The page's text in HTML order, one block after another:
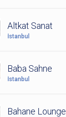
Altkat Sanat
İstanbul
Baba Sahne
İstanbul
Bahane Lounge